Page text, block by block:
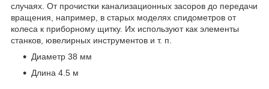
случаях. От прочистки канализационных засоров до передачи
вращения, например, в старых моделях спидометров от
колеса к приборному щитку. Их используют как элементы
станков, ювелирных инструментов и т. п.
Диаметр 38 мм
Длина 4.5 м